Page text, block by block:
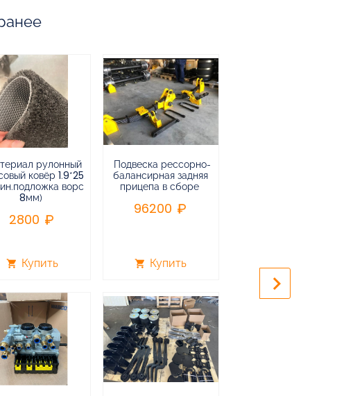
рулонный
ковёр 1.9*25
ворс
8мм)
2800
shopping_cart Купить
Подвеска рессорно-
балансирная задняя
прицепа в сборе
96200
shopping_cart Купить
keyboard_arrow_right